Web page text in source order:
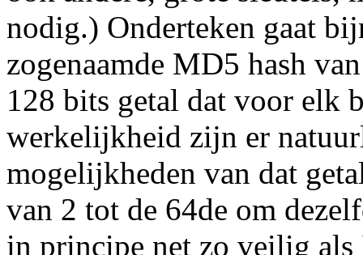
nodig.) Onderteken gaat
zogenaamde MD5 hash
128 bits getal dat voor elk
werkelijkheid zijn er
mogelijkheden van dat
van 2 tot de 64de om
in principe net zo veilig